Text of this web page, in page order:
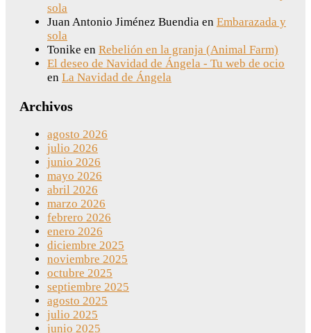
sola
Juan Antonio Jiménez Buendia en Embarazada y
sola
Tonike en Rebelión en la granja (Animal Farm)
El deseo de Navidad de Ángela - Tu web de ocio
en La Navidad de Ángela
Archivos
agosto 2026
julio 2026
junio 2026
mayo 2026
abril 2026
marzo 2026
febrero 2026
enero 2026
diciembre 2025
noviembre 2025
octubre 2025
septiembre 2025
agosto 2025
julio 2025
junio 2025